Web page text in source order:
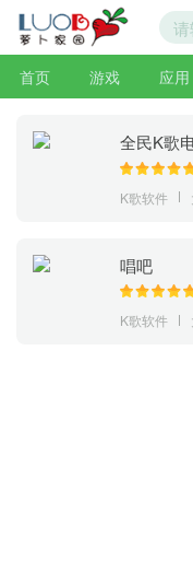
首页 游戏 应用
全民K歌
K歌软件
唱吧
K歌软件